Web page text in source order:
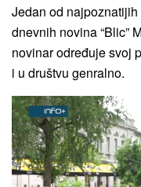
Jedan od
dnevnih novina “Blic”
novinar određuje svoj
i u društvu genralno.